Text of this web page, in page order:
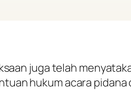
juga telah
hukum acara